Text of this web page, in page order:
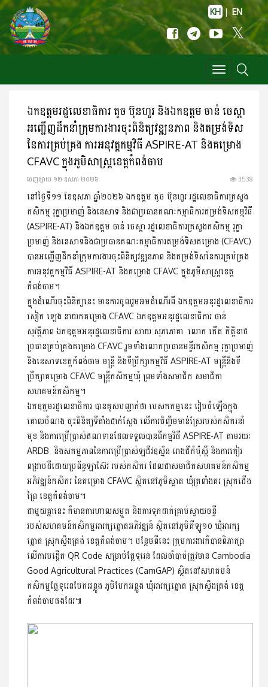
KH | EN
Toggle
navigation
ឯកឧត្តមរដ្ឋលេខាធិការ តូច ប៊ុនហួរ និងឯកឧត្តម ចាន់ ចេស្តា
អញ្ជើញដឹកនាំក្រុមការងារចុះពិនិត្យវឌ្ឍនភាព និងតម្រង់ទិស
នៃការគ្រប់គ្រង ការអនុវត្តកម្មវិធី ASPIRE-AT និងគម្រោង
CFAVC ក្នុងភូមិសាស្រ្តខេត្តកំពង់ចាម
ចេញ​ផ្សាយ​ ១២ ឧសភា ២០២៦ 3538
នៅថ្ងៃទី១១ ខែឧសភា ឆ្នាំ២០២៦ ឯកឧត្តម តូច ប៊ុនហួរ រដ្ឋលេខាធិការក្រសួង
កសិកម្ម រុក្ខាប្រមាញ់ និងនេសាទ និងជាប្រធានគណៈកម្មាធិការតម្រង់ទិសកម្មវិធី
(ASPIRE-AT) និងឯកឧត្តម ចាន់ ចេស្តា រដ្ឋលេខាធិការក្រសួងកសិកម្ម រុក្ខា
ប្រមាញ់ និងនេសាទនិងជាប្រធានគណៈកម្មាធិការតម្រង់ទិសគម្រោង (CFAVC)
បានអញ្ជើញដឹកនាំក្រុមការងារចុះពិនិត្យវឌ្ឍនភាព និងតម្រង់ទិសនៃការគ្រប់គ្រង
ការអនុវត្តកម្មវិធី ASPIRE-AT និងគម្រោង CFAVC ក្នុងភូមិសាស្រ្តខេត្ត
កំពង់ចាម។
ក្នុងដំណើរចុះពិនិត្យនេះ មានការចូលរួមអមដំណើរពី ឯកឧត្តមអនុរដ្ឋលេខាធិការ
សៀក ឡេង នាយកគម្រោង CFAVC ឯកឧត្តមអនុរដ្ឋលេខាធិការ ចាន់
សុវត្ថិភាព ឯកឧត្តមអនុរដ្ឋលេខាធិការ សាយ សុភភោគា លោក កើត កិត្តិនាថ
ប្រធានគ្រប់គ្រងគម្រោង CFAVC រួមទាំងលោកប្រធានមន្ទីរកសិកម្ម រុក្ខាប្រមាញ់
និងនេសាទខេត្តកំពង់ចាម មន្ត្រី និងទីប្រឹក្សាកម្មវិធី ASPIRE-AT មន្រ្តីនិងទី
ប្រឹក្សាគម្រោង CFAVC មន្រ្តីកសិកម្មឃុំ ព្រមទាំងសមាជិក សមាជិកា
សហគមន៍កសិកម្ម។
ឯកឧត្តមរដ្ឋលេខាធិការ បានគូសបញ្ជាក់ថា បេសកកម្មនេះ រៀបចំឡើងក្នុង
គោលបំណង ចុះពិនិត្យទីតាំងជាក់ស្តែង លើការចិញ្ចឹមមាន់ស្រែរបស់កសិករនាំ
មុខ និងការប្រើប្រាស់ឥណទានដែលទទួលបានពីកម្មវិធី ASPIRE-AT តាមរយៈ
ARDB និងសកម្មភាពនៃការប្រើប្រាស់ឡជីវឧស្ម័ន រោងជីកំប៉ុស្តិ៍ និងការកៀរ
ពង្រាបដីដោយប្រព័ន្ធឡាស៊ែរ របស់កសិករ ដែលជាសមាជិកសហគមន៍កសិកម្ម
អភិវឌ្ឍន៍កសិករ នៃគម្រោង CFAVC ស្ថិតនៅភូមិស្អាត ឃុំត្រពាំងគរ ស្រុកជើង
ព្រៃ ខេត្តកំពង់ចាម។
ជាមួយគ្នានេះ ក៏មានការហាលសម្ងួត និងការទុកដាក់គ្រាប់ស្វាយចន្ទី
របស់សហគមន៍កសិកម្មអារក្សត្នោតអភិវឌ្ឍន៍ ស្ថិតនៅភូមិគីឡូ១០ ឃុំអារក្ស
ត្នោត ស្រុកស្ទឹងត្រង់ ខេត្តកំពង់ចាម។ បន្ថែមពីនេះ ក្រុមការងារក៏បានពិភាក្សា
លើការបង្កើត QR Code សម្រាប់ផ្លែទុរេន ដែលចាំបាច់ត្រូវមាន Cambodia
Good Agricultural Practices (CamGAP) ស្ថិតនៅសហគមន៍
កសិកម្មផ្លែទុរេនបែកអន្លូង ភូមិបែកអន្លូង ឃុំអារក្សត្នោត ស្រុកស្ទឹងត្រង់ ខេត្ត
កំពង់ចាមផងដែរ៕